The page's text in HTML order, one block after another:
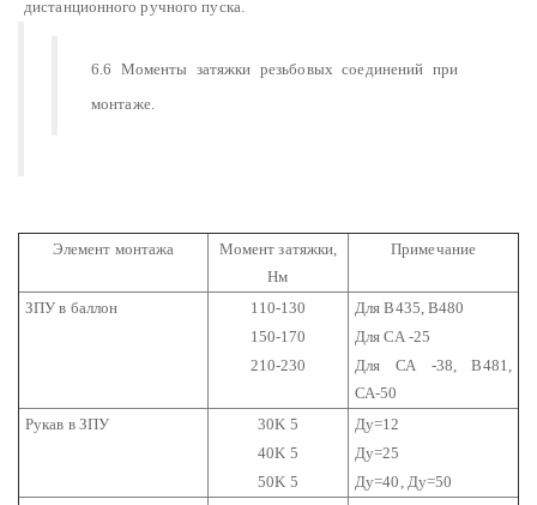
дистанционного ручного пуска.
6.6 Моменты затяжки резьбовых соединений при
монтаже.
Элемент монтажа
Момент затяжки,
Нм
Примечание
ЗПУ в баллон
110-130
150-170
210-230
Для В435, В480
Для СА -25
Для СА -38, В481,
СА-50
Рукав в ЗПУ
30K 5
40K 5
50K 5
Ду=12
Ду=25
Ду=40, Ду=50